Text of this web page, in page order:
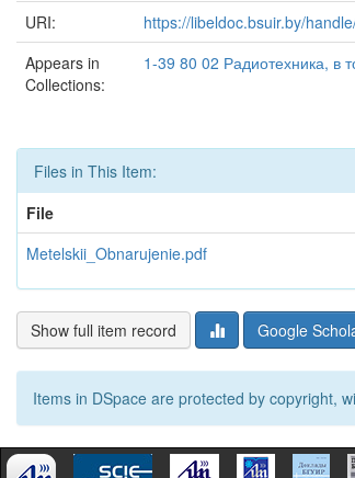
URI:
https://libeldoc.bsuir.by/
Appears in
Collections:
1-39 80 02 Радиотехника, в
Files in This Item:
File
Metelskii_Obnarujenie.pdf
Show full item record Google
Items in DSpace are protected by copyright,